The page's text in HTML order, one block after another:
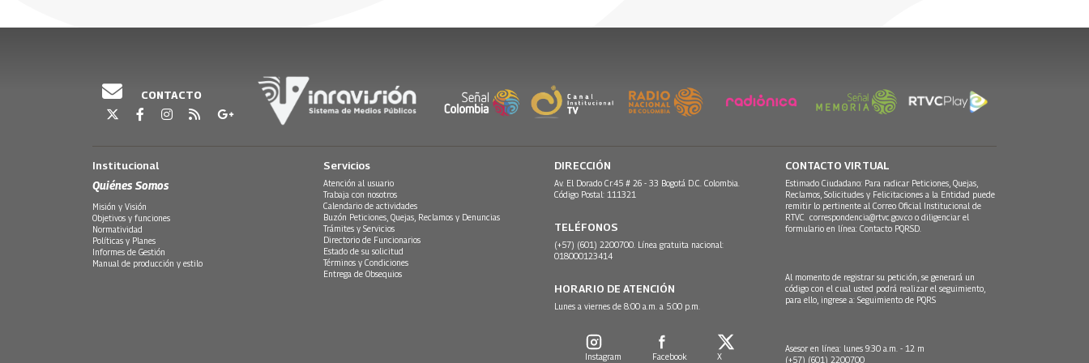
CONTACTO
Institucional
Quiénes Somos
Misión y Visión
Objetivos y funciones
Normatividad
Políticas y Planes
Informes de Gestión
Manual de producción y estilo
Servicios
Atención al usuario
Trabaja con nosotros
Calendario de actividades
Buzón Peticiones, Quejas, Reclamos y Denuncias
Trámites y Servicios
Directorio de Funcionarios
Estado de su solicitud
Términos y Condiciones
Entrega de Obsequios
DIRECCIÓN
Av. El Dorado Cr.45 # 26 - 33 Bogotá D.C. Colombia.
Código Postal: 111321
TELÉFONOS
(+57) (601) 2200700. Línea gratuita nacional:
018000123414
HORARIO DE ATENCIÓN
Lunes a viernes de 8:00 a.m. a 5:00 p.m.
Instagram Facebook X
CONTACTO VIRTUAL
Estimado Ciudadano: Para radicar Peticiones, Quejas,
Reclamos, Solicitudes y Felicitaciones a la Entidad puede
remitir lo pertinente al Correo Oficial Institucional de
RTVC correspondencia@rtvc.gov.co o diligenciar el
formulario en línea: Contacto PQRSD.
Al momento de registrar su petición, se generará un
código con el cual usted podrá realizar el seguimiento,
para ello, ingrese a: Seguimiento de PQRS
Asesor en línea: lunes 9:30 a.m. - 12 m
(+57) (601) 2200700